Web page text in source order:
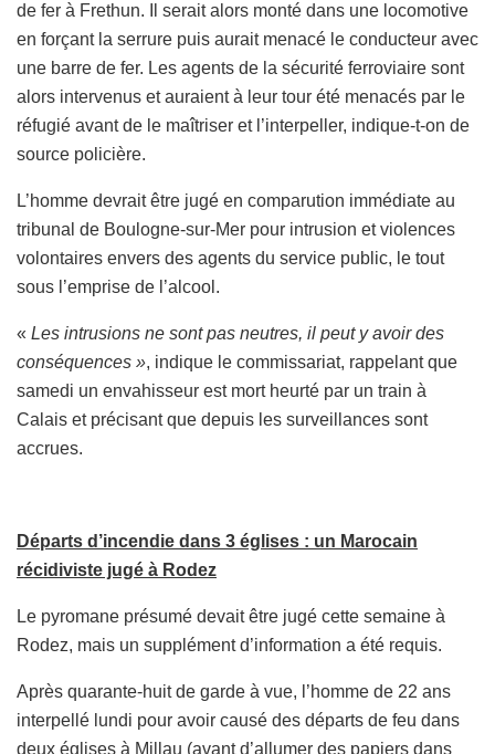
de fer à Frethun. Il serait alors monté dans une locomotive
en forçant la serrure puis aurait menacé le conducteur avec
une barre de fer. Les agents de la sécurité ferroviaire sont
alors intervenus et auraient à leur tour été menacés par le
réfugié avant de le maîtriser et l’interpeller, indique-t-on de
source policière.
L’homme devrait être jugé en comparution immédiate au
tribunal de Boulogne-sur-Mer pour intrusion et violences
volontaires envers des agents du service public, le tout
sous l’emprise de l’alcool.
« Les intrusions ne sont pas neutres, il peut y avoir des
conséquences », indique le commissariat, rappelant que
samedi un envahisseur est mort heurté par un train à
Calais et précisant que depuis les surveillances sont
accrues.
Départs d’incendie dans 3 églises : un Marocain
récidiviste jugé à Rodez
Le pyromane présumé devait être jugé cette semaine à
Rodez, mais un supplément d’information a été requis.
Après quarante-huit de garde à vue, l’homme de 22 ans
interpellé lundi pour avoir causé des départs de feu dans
deux églises à Millau (avant d’allumer des papiers dans